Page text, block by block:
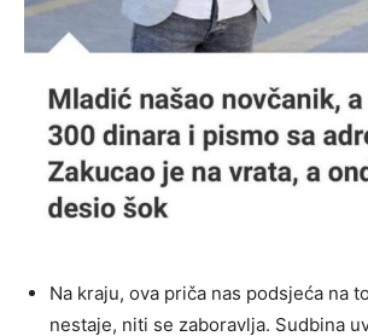
Na kraju, ova priča nas podsjeća na
nestaje, niti se zaboravlja. Sudbina